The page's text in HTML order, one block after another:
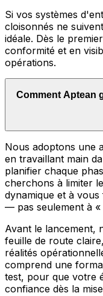
Si vos systèmes
cloisonnés ne
idéale. Dès le
conformité et en
opérations.
Comment Aptean
Nous adoptons une
en travaillant main
planifier chaque
cherchons à limiter
dynamique et à
— pas seulement à «
Avant le lancement,
feuille de route
réalités
comprend une
test, pour que votre
confiance dès la